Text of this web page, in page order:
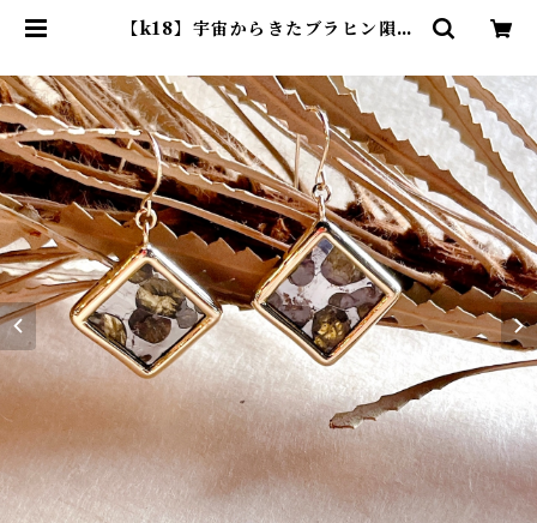
【k18】宇宙からきたブラヒン隕石